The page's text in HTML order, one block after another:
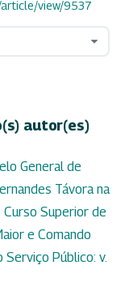
article/view/9537
autor(es)
General de
Távora na
Superior de
e Comando
Serviço Público: v.